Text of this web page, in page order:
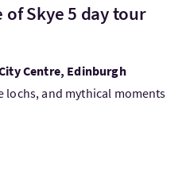
of Skye 5 day tour
Centre, Edinburgh
lochs, and mythical moments